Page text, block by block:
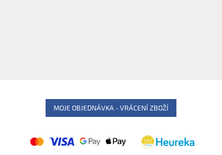
MOJE OBJEDNÁVKA - VRÁCENÍ ZBOŽÍ